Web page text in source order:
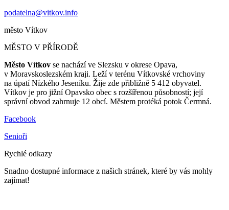
podatelna@vitkov.info
město Vítkov
MĚSTO V PŘÍRODĚ
Město Vítkov se nachází ve Slezsku v okrese Opava,
v Moravskoslezském kraji. Leží v terénu Vítkovské vrchoviny
na úpatí Nízkého Jeseníku. Žije zde přibližně 5 412 obyvatel.
Vítkov je pro jižní Opavsko obec s rozšířenou působností; její
správní obvod zahrnuje 12 obcí. Městem protéká potok Čermná.
Facebook
Senioři
Rychlé odkazy
Snadno dostupné informace z našich stránek, které by vás mohly
zajímat!